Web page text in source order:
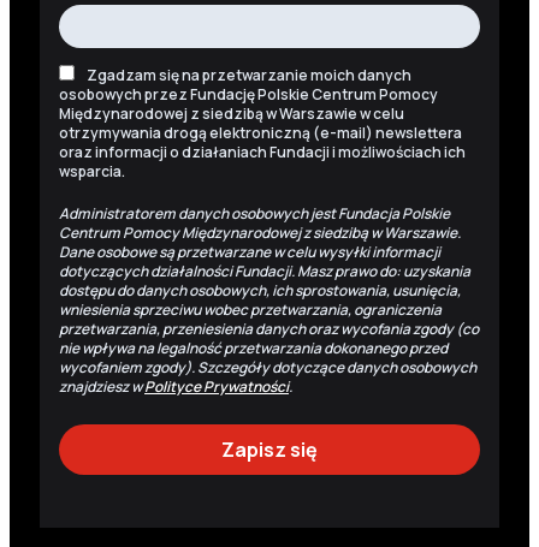
Zgadzam się na przetwarzanie moich danych
osobowych przez Fundację Polskie Centrum Pomocy
Międzynarodowej z siedzibą w Warszawie w celu
otrzymywania drogą elektroniczną (e-mail) newslettera
oraz informacji o działaniach Fundacji i możliwościach ich
wsparcia.
Administratorem danych osobowych jest Fundacja Polskie
Centrum Pomocy Międzynarodowej z siedzibą w Warszawie.
Dane osobowe są przetwarzane w celu wysyłki informacji
dotyczących działalności Fundacji. Masz prawo do: uzyskania
dostępu do danych osobowych, ich sprostowania, usunięcia,
wniesienia sprzeciwu wobec przetwarzania, ograniczenia
przetwarzania, przeniesienia danych oraz wycofania zgody (co
nie wpływa na legalność przetwarzania dokonanego przed
wycofaniem zgody). Szczegóły dotyczące danych osobowych
znajdziesz wPolityce Prywatności.